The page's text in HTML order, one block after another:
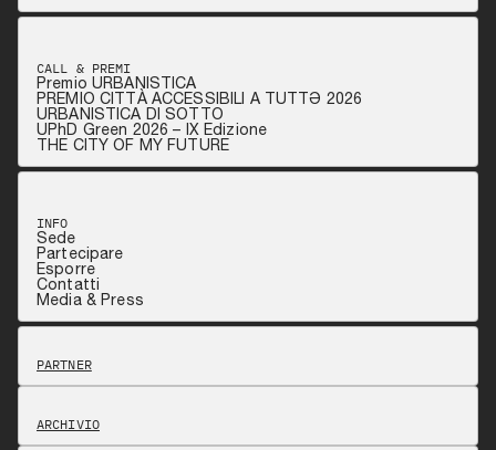
CALL & PREMI
Premio URBANISTICA
PREMIO CITTÀ ACCESSIBILI A TUTTƏ 2026
URBANISTICA DI SOTTO
UPhD Green 2026 – IX Edizione
THE CITY OF MY FUTURE
INFO
Sede
Partecipare
Esporre
Contatti
Media & Press
PARTNER
ARCHIVIO